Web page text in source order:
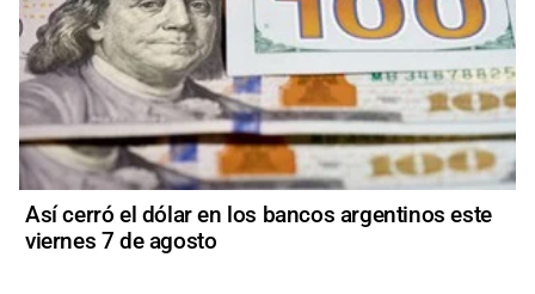
Así cerró el dólar en los bancos argentinos este
viernes 7 de agosto